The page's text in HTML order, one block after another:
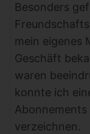
Besonders
mein eigenes
Geschäft
waren
konnte ich
verzeichnen.